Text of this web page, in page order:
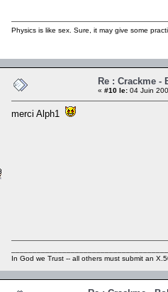
Physics is like sex. Sure, it may give some
Re : Crackme -
« #10 le: 04 Juin
merci Alph1
In God we Trust -- all others must submit an